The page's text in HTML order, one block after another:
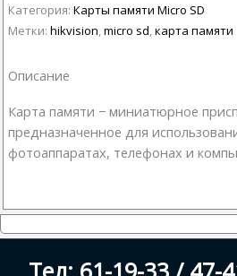
Категория: Карты памяти Micro SD
Метки: hikvision micro sd карта памяти
Описание
Карта памяти − миниатюрное
предназначенное для
фотоаппаратах, телефонах и